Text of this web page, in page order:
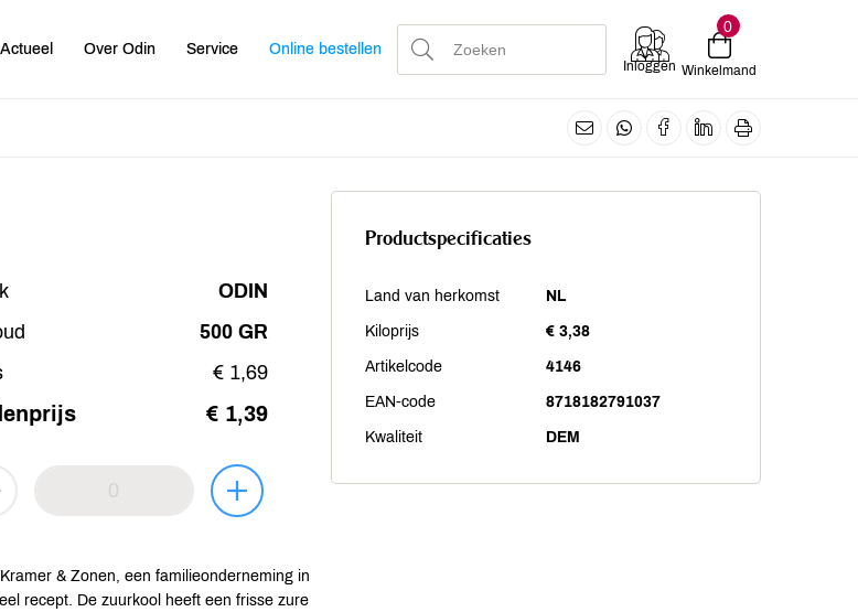
Actueel Over Odin Service Online bestellen
Inloggen
0
Winkelmand
ODIN
500 GR
€ 1,69
€ 1,39
& Zonen, een familieonderneming in
recept. De zuurkool heeft een frisse zure
Productspecificaties
Land van herkomst NL
Kiloprijs € 3,38
Artikelcode 4146
EAN-code 8718182791037
Kwaliteit DEM